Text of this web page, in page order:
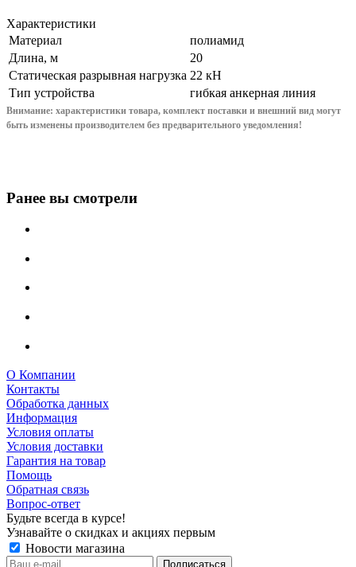
Характеристики
Материал
полиамид
Длина, м
20
Статическая разрывная нагрузка 22 кН
Тип устройства
гибкая анкерная линия
Внимание: характеристики товара, комплект поставки и внешний вид могут
быть изменены производителем без предварительного уведомления!
Ранее вы смотрели
О Компании
Контакты
Обработка данных
Информация
Условия оплаты
Условия доставки
Гарантия на товар
Помощь
Обратная связь
Вопрос-ответ
Будьте всегда в курсе!
Узнавайте о скидках и акциях первым
Новости магазина